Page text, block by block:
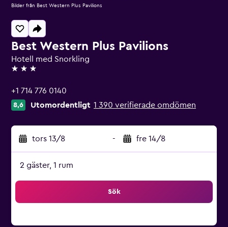
Best Western Plus Pavilions
Hotell med Snorkling
3 stjärnor
+1 714 776 0140
8,6 Utomordentligt 1 390 verifierade omdömen
tors 13/8 - fre 14/8
2 gäster, 1 rum
Sök
Bilder från Best Western Plus Pavilions